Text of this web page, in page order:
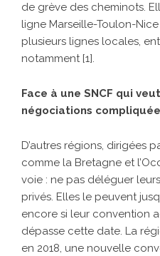
de grève des cheminots.
ligne Marseille-Toulon-
plusieurs lignes locales,
notamment [1].
Face à une SNCF qui
négociations
D’autres régions, dirigées
comme la Bretagne et
voie : ne pas déléguer
privés. Elles le peuvent
encore si leur convention
dépasse cette date. La
en 2018, une nouvelle